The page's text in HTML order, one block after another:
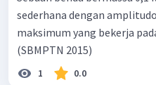
sederhana dengan
maksimum yang bekerja
(SBMPTN 2015)
1 0.0